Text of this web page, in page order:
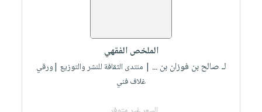
الملخص الفقهي
لـ صالح بن فوزان بن ... | منتدى الثقافة للنشر والتوزيع |ورقي
غلاف فني